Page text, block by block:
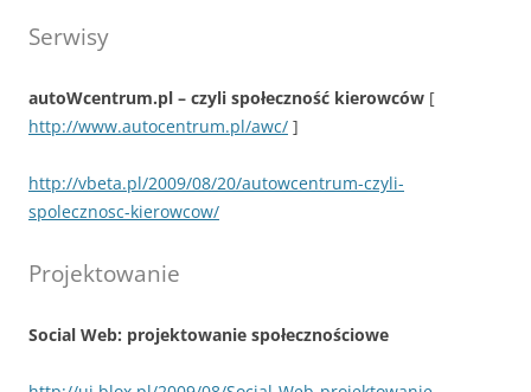
Serwisy
autoWcentrum.pl – czyli społeczność kierowców [
http://www.autocentrum.pl/awc/ ]
http://vbeta.pl/2009/08/20/autowcentrum-czyli-
spolecznosc-kierowcow/
Projektowanie
Social Web: projektowanie społecznościowe